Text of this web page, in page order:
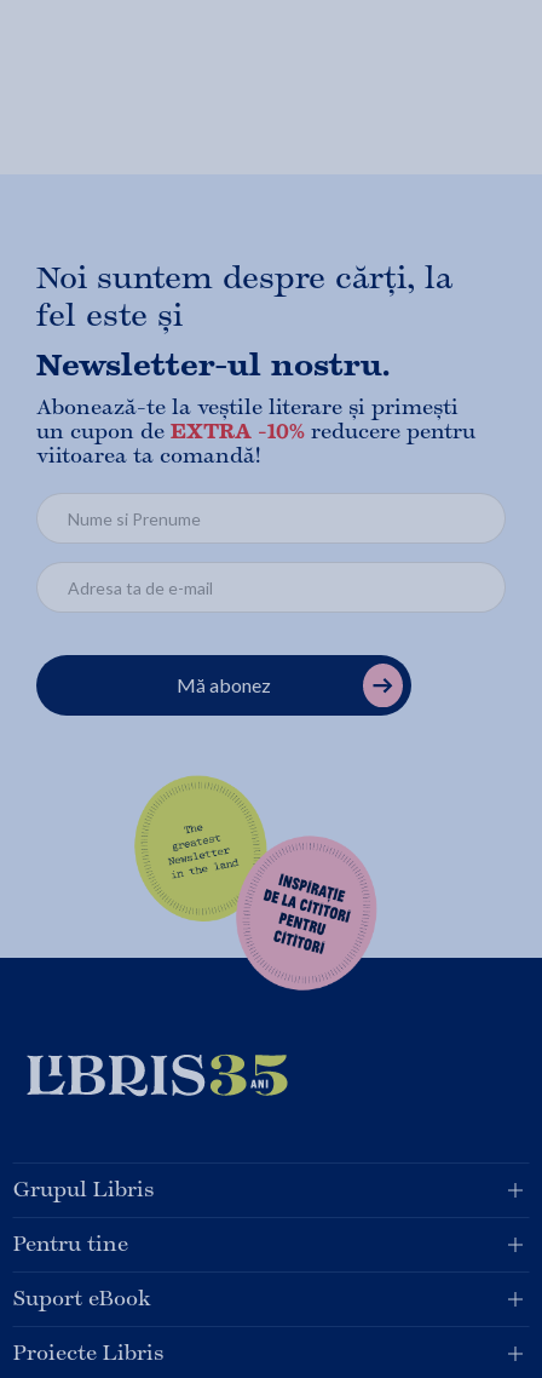
Noi suntem despre cărți, la
fel este și
Newsletter-ul nostru.
Abonează-te la veștile literare și primești
un cupon de EXTRA -10% reducere pentru
viitoarea ta comandă!
Mă abonez
Grupul Libris
Pentru tine
Suport eBook
Proiecte Libris